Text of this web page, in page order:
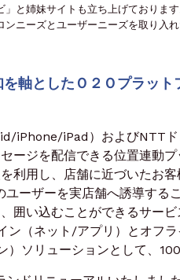
と姉妹サイトも立ち上げております
ニーズとユーザーニーズを取り入
軸としたＯ２Ｏプラッ
iPhone/iPad）およびNTT
ージを配信できる位置連動プ
利用し、店舗に近づいたお
ーザーを実店舗へ誘導する
囲い込むことができるサービ
ン（ネット/アプリ）とオフ
）ソリューションとして、